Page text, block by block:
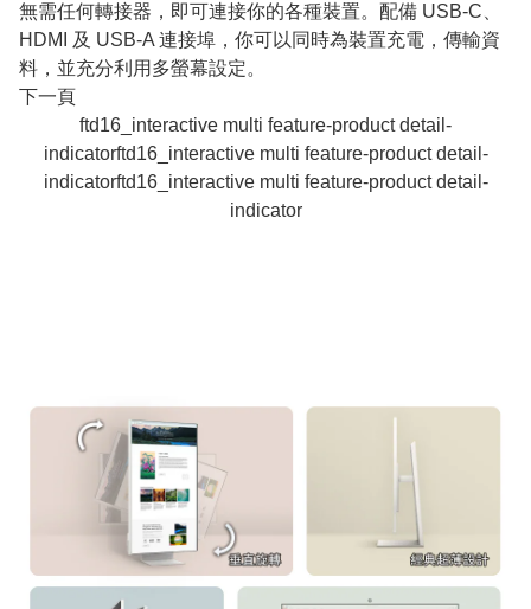
無需任何轉接器，即可連接你的各種裝置。配備 USB-C、
HDMI 及 USB-A 連接埠，你可以同時為裝置充電，傳輸資
料，並充分利用多螢幕設定。
下一頁
ftd16_interactive multi feature-product detail-
indicatorftd16_interactive multi feature-product detail-
indicatorftd16_interactive multi feature-product detail-
indicator